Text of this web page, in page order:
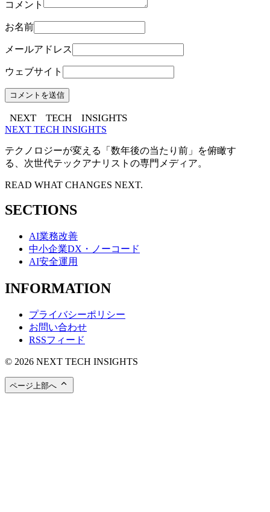
コメント
お名前
メールアドレス
ウェブサイト
NEXT TECH INSIGHTS
NEXT TECH INSIGHTS
テクノロジーが変える「数年後の当たり前」を俯瞰す
る、次世代テックアナリストの専門メディア。
READ WHAT CHANGES NEXT.
SECTIONS
AI業務改善
中小企業DX・ノーコード
AI安全運用
INFORMATION
プライバシーポリシー
お問い合わせ
RSSフィード
© 2026 NEXT TECH INSIGHTS
ページ上部へ